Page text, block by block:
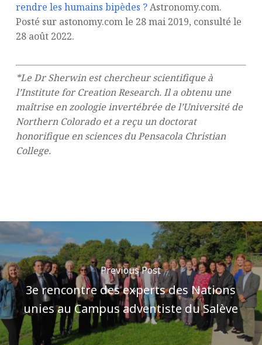
rendre les humains bipèdes ?Astronomy.com.
Posté sur astonomy.com le 28 mai 2019, consulté le
28 août 2022.
*Le Dr Sherwin est chercheur scientifique à
l’Institute for Creation Research. Il a obtenu une
maîtrise en zoologie invertébrée de l’Université de
Northern Colorado et a reçu un doctorat
honorifique en sciences du Pensacola Christian
College.
Previous Post
3e rencontre des experts des Nations
unies au Campus adventiste du Salève